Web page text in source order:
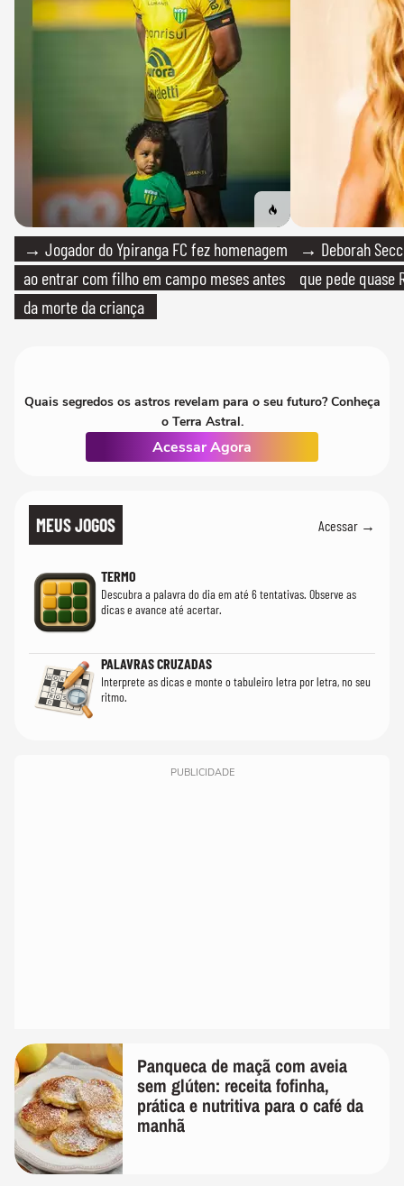
→ Jogador do Ypiranga FC fez homenagem
ao entrar com filho em campo meses antes
da morte da criança
→ Deborah
que pede quase
Quais segredos os astros revelam para o seu futuro? Conheça
o Terra Astral.
Acessar Agora
MEUS JOGOS Acessar →
TERMO
Descubra a palavra do dia em até 6 tentativas. Observe as
dicas e avance até acertar.
PALAVRAS CRUZADAS
Interprete as dicas e monte o tabuleiro letra por letra, no seu
ritmo.
PUBLICIDADE
Panqueca de maçã com aveia
sem glúten: receita fofinha,
prática e nutritiva para o café da
manhã